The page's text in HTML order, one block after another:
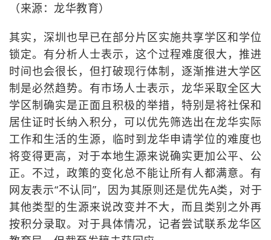
（来源：龙华教育）
其实，深圳也早已在部分片区实施共享学区和学位
锁定。有分析人士表示，这个过程难度很大，推进
时间也会很长，但打破现行体制，逐渐推进大学区
制是必然趋势。有市场人士表示，龙华采取全区大
学区制确实是正面且积极的举措，特别是将社保和
居住证时长纳入积分，可以优先筛选出在龙华实际
工作和生活的生源，临时到龙华申请学位的难度也
将变得更高，对于本地生源来说确实更加公平、公
正。不过，政策的变化总不能让所有人都满意。有
网友表示“不认同”，因为其原则还是优先A类，对于
其他类型的生源来说改变并不大，而且类别之外再
按积分录取。对于具体情况，记者尝试联系龙华区